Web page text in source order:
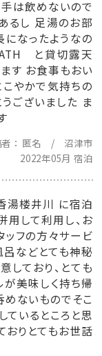
は飲めないので
るし 足湯のお部
なったようなの
と貸切露天
す お食事もおい
こやかで気持ちの
ございました ま
匿名 / 沼津市
2022年05月 宿泊
湯楼井川 に宿泊
用して利用し、お
ッフの方々サービ
呂などとても神秘
しており、とても
が美味しく持ち帰
めないものでそこ
ているところと思
おりとてもお世話